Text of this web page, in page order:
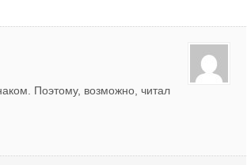
Поэтому, возможно, читал